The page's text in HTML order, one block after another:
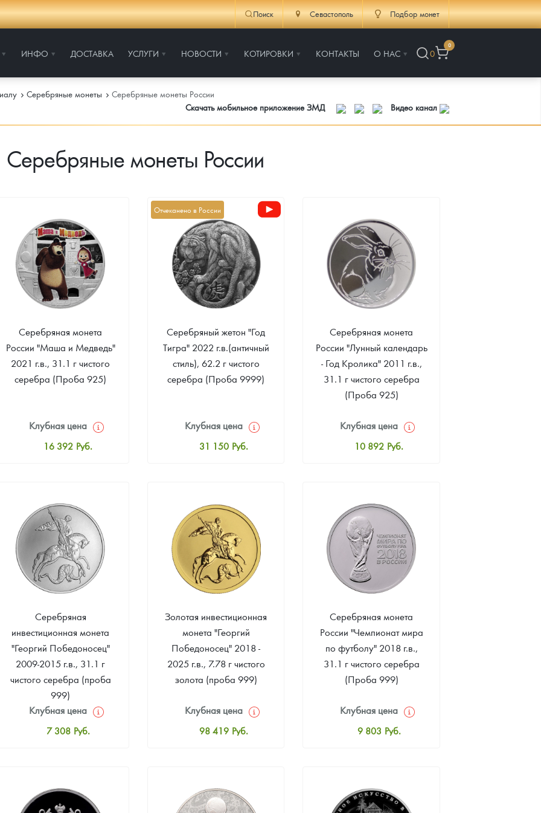
Поиск Севастополь Подбор монет
ИНФО ДОСТАВКА УСЛУГИ НОВОСТИ КОТИРОВКИ КОНТАКТЫ О НАС 0
0
платины на 2026 год
Серебряные монеты
Серебряные монеты России
Скачать мобильное приложение ЗМД
Видео канал
Серебряные монеты России
Серебряная монета
России "Маша и Медведь"
2021 г.в., 31.1 г чистого
серебра (Проба 925)
Клубная цена
16 392 Руб.
Звоните
Отчеканено в России
Серебряный жетон "Год
Тигра" 2022 г.в.(античный
стиль), 62.2 г чистого
серебра (Проба 9999)
Клубная цена
31 150 Руб.
Звоните
Серебряная монета
России "Лунный календарь
- Год Кролика" 2011 г.в.,
31.1 г чистого серебра
(Проба 925)
Клубная цена
10 892 Руб.
Звоните
Серебряная
инвестиционная монета
"Георгий Победоносец"
2009-2015 г.в., 31.1 г
чистого серебра (проба
999)
Клубная цена
7 308 Руб.
5 555 Руб.
Золотая инвестиционная
монета "Георгий
Победоносец" 2018 -
2025 г.в., 7.78 г чистого
золота (проба 999)
Клубная цена
98 419 Руб.
93 953 Руб.
Серебряная монета
России "Чемпионат мира
по футболу" 2018 г.в.,
31.1 г чистого серебра
(Проба 999)
Клубная цена
9 803 Руб.
Звоните